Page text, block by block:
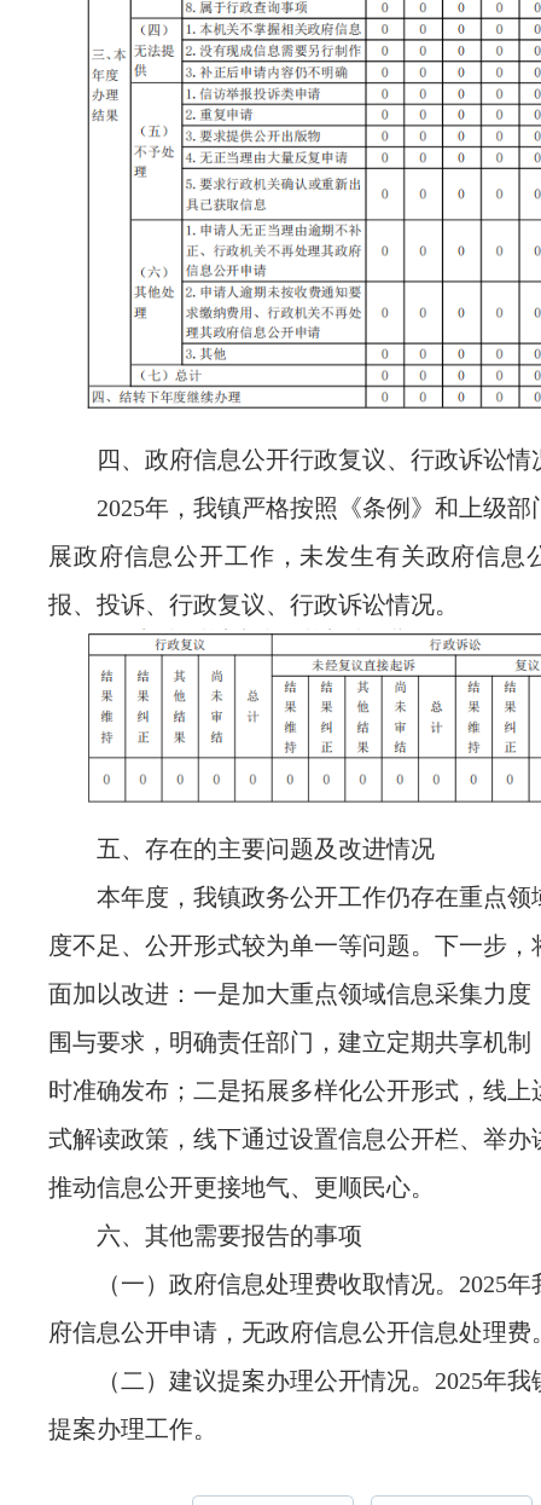
四、政府信息公开行政复议、行政诉讼情
2025年，我镇严格按照《条例》和上级部
展政府信息公开工作，未发生有关政府信息
报、投诉、行政复议、行政诉讼情况。
五、存在的主要问题及改进情况
本年度，我镇政务公开工作仍存在重点领
度不足、公开形式较为单一等问题。下一步，
面加以改进：一是加大重点领域信息采集力度
围与要求，明确责任部门，建立定期共享机制
时准确发布；二是拓展多样化公开形式，线上
式解读政策，线下通过设置信息公开栏、举办
推动信息公开更接地气、更顺民心。
六、其他需要报告的事项
（一）政府信息处理费收取情况。2025
府信息公开申请，无政府信息公开信息处理费
（二）建议提案办理公开情况。2025年
提案办理工作。